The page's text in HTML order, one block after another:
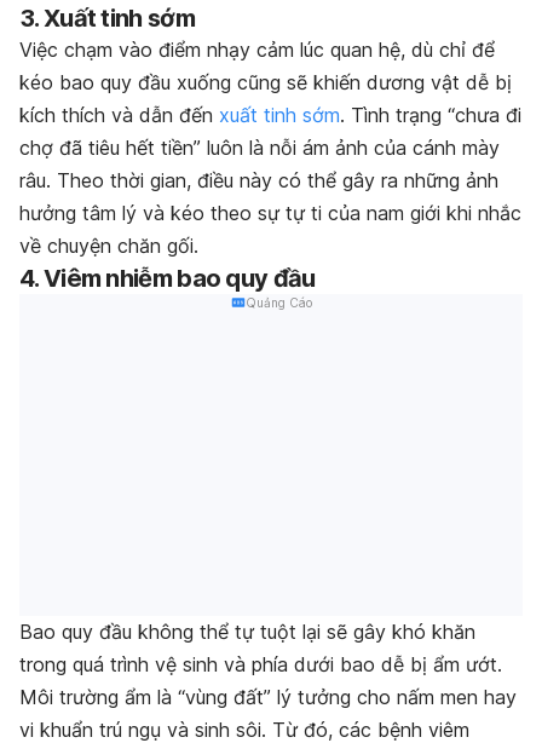
3. Xuất tinh sớm
Việc chạm vào điểm nhạy cảm lúc quan hệ, dù chỉ để
kéo bao quy đầu xuống cũng sẽ khiến dương vật dễ bị
kích thích và dẫn đến xuất tinh sớm. Tình trạng “chưa đi
chợ đã tiêu hết tiền” luôn là nỗi ám ảnh của cánh mày
râu. Theo thời gian, điều này có thể gây ra những ảnh
hưởng tâm lý và kéo theo sự tự ti của nam giới khi nhắc
về chuyện chăn gối.
4. Viêm nhiễm bao quy đầu
Quảng Cáo
Bao quy đầu không thể tự tuột lại sẽ gây khó khăn
trong quá trình vệ sinh và phía dưới bao dễ bị ẩm ướt.
Môi trường ẩm là “vùng đất” lý tưởng cho nấm men hay
vi khuẩn trú ngụ và sinh sôi. Từ đó, các bệnh viêm